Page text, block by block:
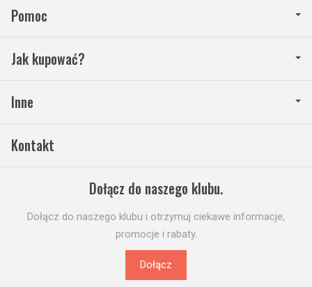
Pomoc
Jak kupować?
Inne
Kontakt
Dołącz do naszego klubu.
Dołącz do naszego klubu i otrzymuj ciekawe informacje,
promocje i rabaty.
Dołącz